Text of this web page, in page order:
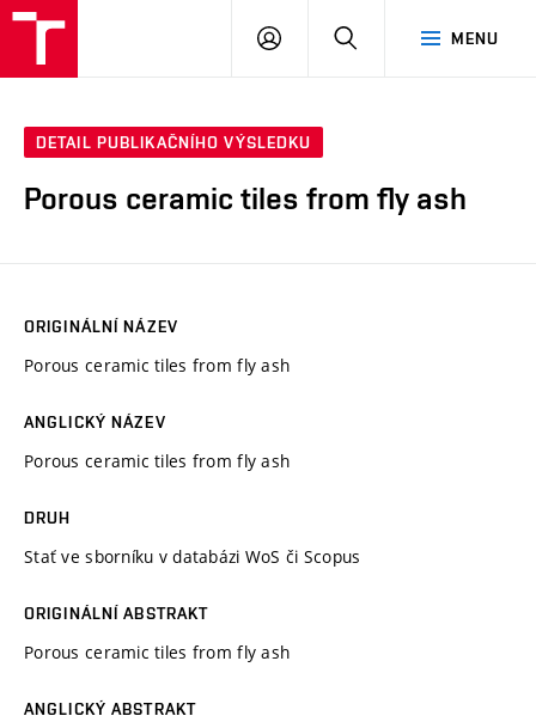
MENU
PŘIHLÁSIT
DETAIL PUBLIKAČNÍHO VÝSLEDKU
Porous ceramic tiles from fly ash
ORIGINÁLNÍ NÁZEV
Porous ceramic tiles from fly ash
ANGLICKÝ NÁZEV
Porous ceramic tiles from fly ash
DRUH
Stať ve sborníku v databázi WoS či Scopus
ORIGINÁLNÍ ABSTRAKT
Porous ceramic tiles from fly ash
ANGLICKÝ ABSTRAKT